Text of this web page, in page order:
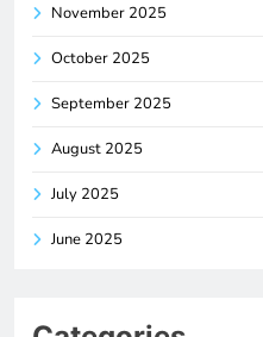
November 2025
October 2025
September 2025
August 2025
July 2025
June 2025